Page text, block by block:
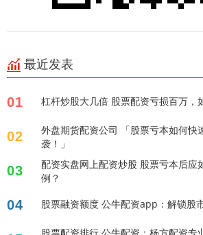
最近发表
01 杠杆炒股大几倍 股票配资亏损百万，
02
外盘期货配资公司 「股票亏本如何快
袭！」
03
配资实盘网上配资炒股 股票亏本后应
例？
04 股票融资额度 公牛配资app：解锁股
股票配资排行 公牛配资：杨方配资专